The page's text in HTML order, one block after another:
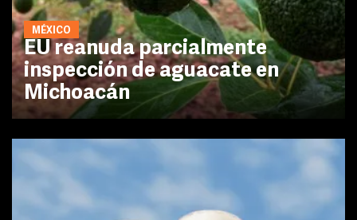
MÉXICO
EU reanuda parcialmente
inspección de aguacate en
Michoacán